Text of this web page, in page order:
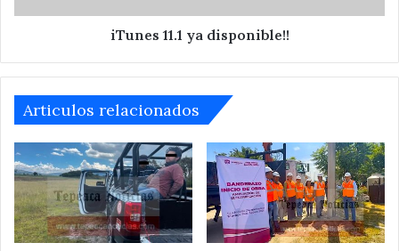
iTunes 11.1 ya disponible!!
Articulos relacionados